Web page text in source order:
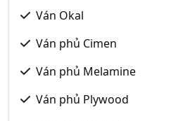
Ván Okal
Ván phủ Cimen
Ván phủ Melamine
Ván phủ Plywood